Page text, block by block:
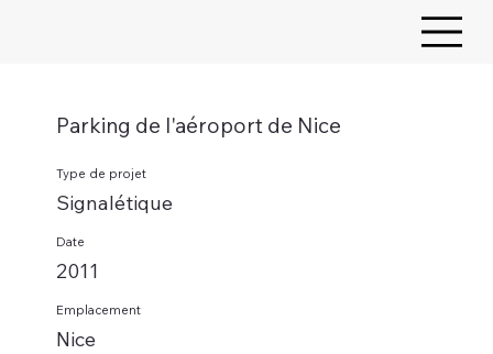
Parking de l'aéroport de Nice
Type de projet
Signalétique
Date
2011
Emplacement
Nice